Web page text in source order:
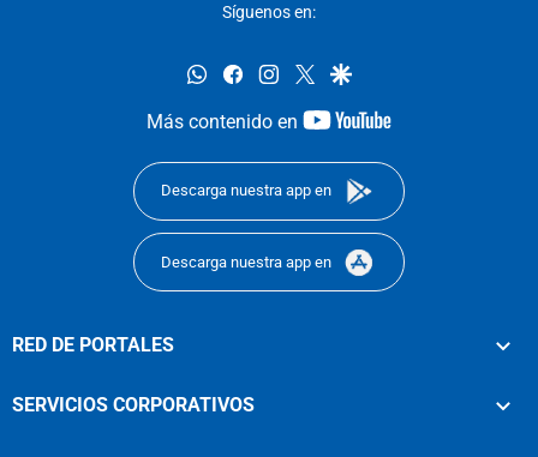
Síguenos en:
whatsappfacebookinstagram
twittergoogle
Más contenido en
youtube-
Descarga nuestra app en
Descarga nuestra app en
RED DE PORTALES
SERVICIOS CORPORATIVOS